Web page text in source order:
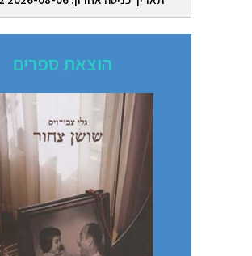
הוצאת ספרים